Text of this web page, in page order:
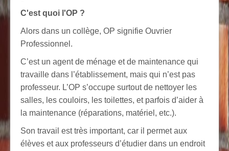
C'est quoi l'OP ?
Alors dans un collège, OP signifie Ouvrier
Professionnel.
C’est un agent de ménage et de maintenance qui
travaille dans l’établissement, mais qui n’est pas
professeur. L’OP s’occupe surtout de nettoyer les
salles, les couloirs, les toilettes, et parfois d’aider à
la maintenance (réparations, matériel, etc.).
Son travail est très important, car il permet aux
élèves et aux professeurs d’étudier dans un endroit